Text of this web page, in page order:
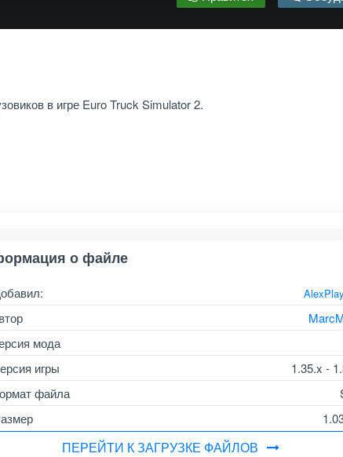
в игре Euro Truck Simulator 2.
о файле
AlexPlay
мода
игры
1.35.x -
файла
ПЕРЕЙТИ К ЗАГРУЗКЕ ФАЙЛОВ